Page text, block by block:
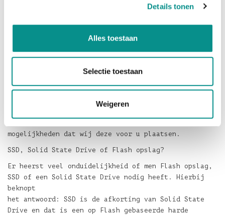
Details tonen
Alles toestaan
Selectie toestaan
Weigeren
een aluminium behuizing voor de Apple SSD, zodat u
zetten en verder voor supersnelle externe opslag.
Ziet u het helemaal niet zitten om zelf met een
mogelijkheden dat wij deze voor u plaatsen.
SSD, Solid State Drive of Flash opslag?
Er heerst veel onduidelijkheid of men Flash opslag,
SSD of een Solid State Drive nodig heeft. Hierbij
beknopt
het antwoord: SSD is de afkorting van Solid State
Drive en dat is een op Flash gebaseerde harde